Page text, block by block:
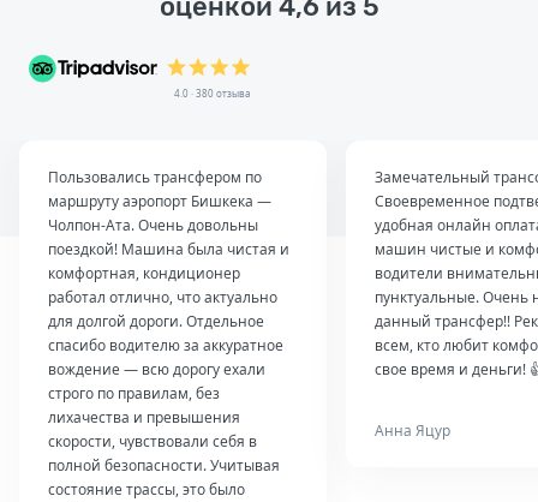
оценкой 4,6 из 5
4.0 · 380 отзыва
Пользовались трансфером по
маршруту аэропорт Бишкека —
Чолпон-Ата. Очень довольны
поездкой! Машина была чистая и
комфортная, кондиционер
работал отлично, что актуально
для долгой дороги. Отдельное
спасибо водителю за аккуратное
вождение — всю дорогу ехали
строго по правилам, без
лихачества и превышения
скорости, чувствовали себя в
полной безопасности. Учитывая
состояние трассы, это было
Замечательный
Своевременное
удобная онлайн
машин чистые и
водители
пунктуальные. Очень
данный трансфер!!
всем, кто любит
свое время и деньги!
Анна Яцур